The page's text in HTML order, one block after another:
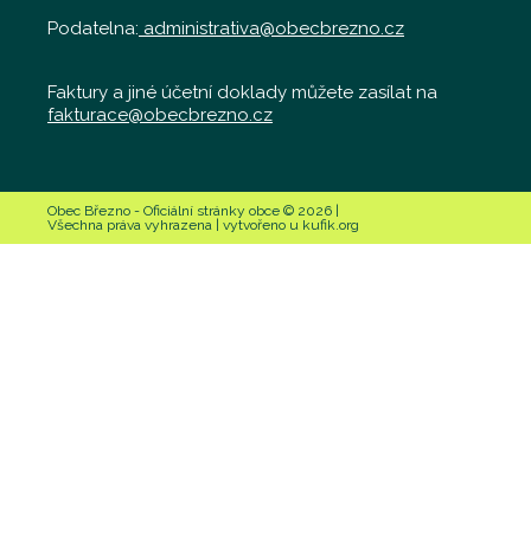
Podatelna: administrativa@obecbrezno.cz
Faktury a jiné účetní doklady můžete zasílat na
fakturace@obecbrezno.cz
Obec Březno - Oficiální stránky obce © 2026 |
Všechna práva vyhrazena | vytvořeno u kufik.org